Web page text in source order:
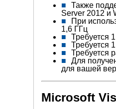
Также
Server 2012 и
При
1,6 ГГц
Требуется
Требуется
Требуется
Для
для вашей
Microsoft